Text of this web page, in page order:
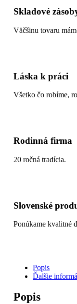
Skladové
Väčšinu tovaru
Láska k práci
Všetko čo robíme,
Rodinná firma
20 ročná tradícia.
Slovenské
Ponúkame kvalitné
Popis
Ďalšie
Popis